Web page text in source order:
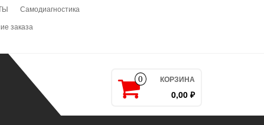
Самодиагностика
заказа
0 КОРЗИНА
0,00 ₽